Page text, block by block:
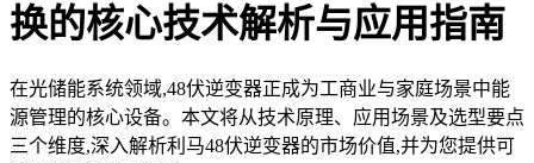
换的核心技术解析与应用指南
在光储能系统领域,48伏逆变器正成为工商业与家庭场景中能
源管理的核心设备。本文将从技术原理、应用场景及选型要点
三个维度,深入解析利马48伏逆变器的市场价值,并为您提供可